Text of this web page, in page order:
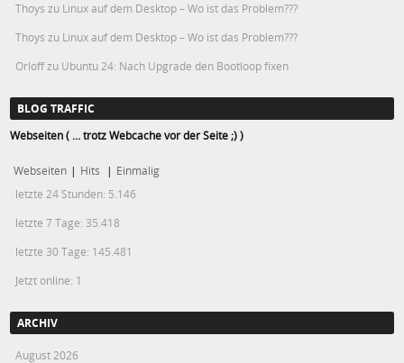
Thoys zu Linux auf dem Desktop – Wo ist das Problem???
Thoys zu Linux auf dem Desktop – Wo ist das Problem???
Orloffzu Ubuntu 24: Nach Upgrade den Bootloop fixen
BLOG TRAFFIC
Webseiten ( ... trotz Webcache vor der Seite ;) )
Webseiten | Hits | Einmalig
letzte 24 Stunden: 5.146
letzte 7 Tage: 35.418
letzte 30 Tage: 145.481
Jetzt online: 1
ARCHIV
August 2026